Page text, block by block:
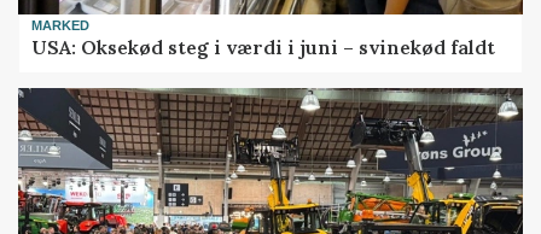
MARKED
USA: Oksekød steg i værdi i juni – svinekød faldt